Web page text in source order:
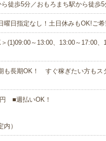
徒歩5分／おもろまち駅から徒歩
曜日指定なし！土日休みもOK!ご希
(1)09:00～13:00、13:00～17:00
も長期OK！ すぐ稼ぎたい方も
■週払いOK！
）